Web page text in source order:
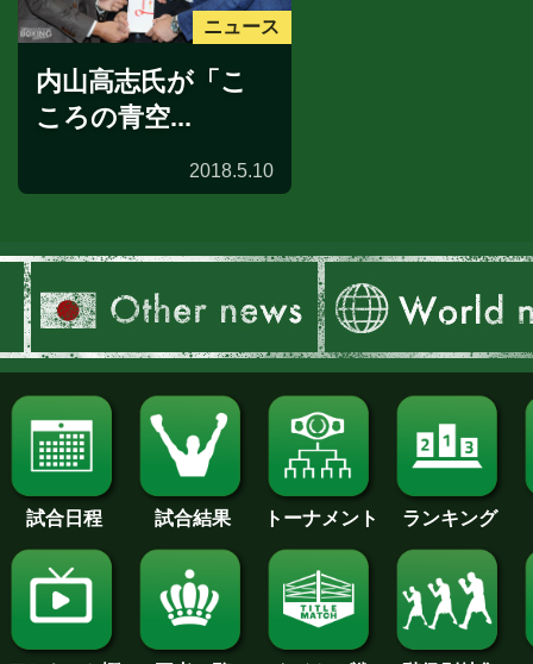
ニュース
内山高志氏が「こ
ころの青空...
2018.5.10
試合日程 試合結果 トーナメント ランキング